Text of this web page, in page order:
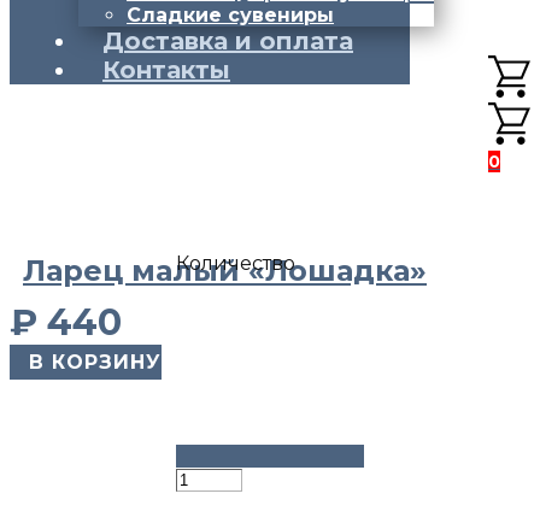
Сладкие сувениры
Доставка и оплата
Контакты
0
Ларец малый «Лошадка»
₽ 440
​ В КОРЗИНУ
Количество